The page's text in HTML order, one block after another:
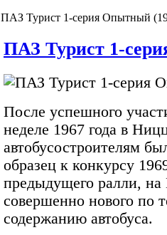
ПАЗ Турист 1-серия Опытный
ПАЗ Турист 1-
После успешного
неделе 1967 года в
автобусостроителям
образец к конкурсу
предыдущего ралли,
совершенно нового по
содержанию автобуса.